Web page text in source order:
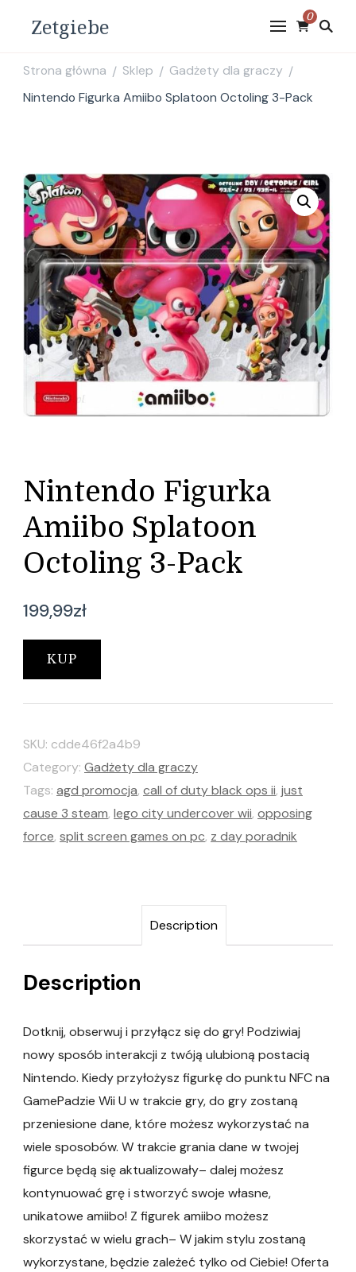
Zetgiebe 0
Strona główna / Sklep / Gadżety dla graczy /
Nintendo Figurka Amiibo Splatoon Octoling 3-Pack
Nintendo Figurka
Amiibo Splatoon
Octoling 3-Pack
199,99zł
KUP
SKU: cdde46f2a4b9
Category: Gadżety dla graczy
Tags: agd promocja, call of duty black ops ii, just
cause 3 steam, lego city undercover wii, opposing
force, split screen games on pc, z day poradnik
Description
Description
Dotknij, obserwuj i przyłącz się do gry! Podziwiaj
nowy sposób interakcji z twóją ulubioną postacią
Nintendo. Kiedy przyłożysz figurkę do punktu NFC na
GamePadzie Wii U w trakcie gry, do gry zostaną
przeniesione dane, które możesz wykorzystać na
wiele sposobów. W trakcie grania dane w twojej
figurce będą się aktualizowały– dalej możesz
kontynuować grę i stworzyć swoje własne,
unikatowe amiibo! Z figurek amiibo możesz
skorzystać w wielu grach– W jakim stylu zostaną
wykorzystane, będzie zależeć tylko od Ciebie! Oferta